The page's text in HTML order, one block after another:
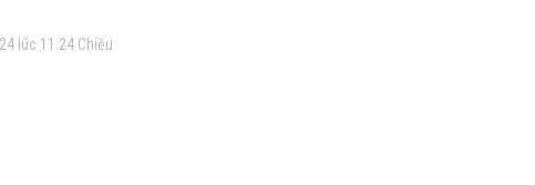
lúc 11:24 Chiều